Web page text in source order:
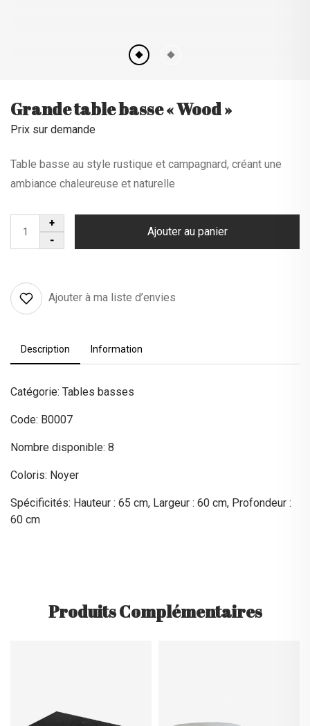
Grande table basse « Wood »
Prix sur demande
Table basse au style rustique et campagnard, créant une
ambiance chaleureuse et naturelle
Ajouter au panier
Ajouter à ma liste d’envies
Description Information
Catégorie: Tables basses
Code: B0007
Nombre disponible: 8
Coloris: Noyer
Spécificités: Hauteur : 65 cm, Largeur : 60 cm, Profondeur :
60 cm
Produits Complémentaires